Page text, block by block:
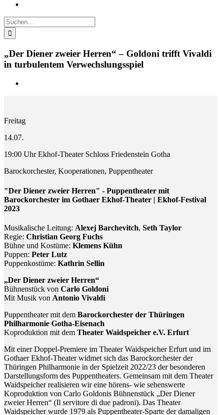
Suche
nach:
„Der Diener zweier Herren“ – Goldoni trifft Vivaldi
in turbulentem Verwechslungsspiel
Freitag
14.07.
19:00 Uhr Ekhof-Theater Schloss Friedenstein Gotha
Barockorchester, Kooperationen, Puppentheater
"Der Diener zweier Herren" - Puppentheater mit
Barockorchester im Gothaer Ekhof-Theater | Ekhof-Festival
2023
Musikalische Leitung: Alexej Barchevitch,Seth Taylor
Regie:Christian Georg Fuchs
Bühne und Kostüme:Klemens Kühn
Puppen:Peter Lutz
Puppenkostüme:Kathrin Sellin
„Der Diener zweier Herren“
Bühnenstück vonCarlo Goldoni
Mit Musik von Antonio Vivaldi
Puppentheater mit demBarockorchester der Thüringen
Philharmonie Gotha-Eisenach
Koproduktion mit demTheater Waidspeicher e.V. Erfurt
Mit einer Doppel-Premiere im Theater Waidspeicher Erfurt und im
Gothaer Ekhof-Theater widmet sich das Barockorchester der
Thüringen Philharmonie in der Spielzeit 2022/23 der besonderen
Darstellungsform des Puppentheaters. Gemeinsam mit dem Theater
Waidspeicher realisieren wir eine hörens- wie sehenswerte
Koproduktion von Carlo Goldonis Bühnenstück „Der Diener
zweier Herren“ (Il servitore di due padroni). Das Theater
Waidspeicher wurde 1979 als Puppentheater-Sparte der damaligen